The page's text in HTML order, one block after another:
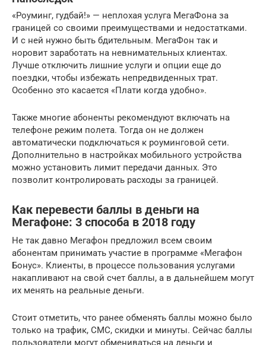
«Роуминг, гудбай!» — неплохая услуга МегаФона за
границей со своими преимуществами и недостатками.
И с ней нужно быть бдительным. МегаФон так и
норовит заработать на невнимательных клиентах.
Лучше отключить лишние услуги и опции еще до
поездки, чтобы избежать непредвиденных трат.
Особенно это касается «Плати когда удобно».
Также многие абоненты рекомендуют включать на
телефоне режим полета. Тогда он не должен
автоматически подключаться к роуминговой сети.
Дополнительно в настройках мобильного устройства
можно установить лимит передачи данных. Это
позволит контролировать расходы за границей.
Как перевести баллы в деньги на
Мегафоне: 3 способа в 2018 году
Не так давно Мегафон предложил всем своим
абонентам принимать участие в программе «Мегафон
Бонус». Клиенты, в процессе пользования услугами
накапливают на свой счет баллы, а в дальнейшем могут
их менять на реальные деньги.
Стоит отметить, что ранее обменять баллы можно было
только на трафик, СМС, скидки и минуты. Сейчас баллы
пользователи могут обмениваться на деньги и